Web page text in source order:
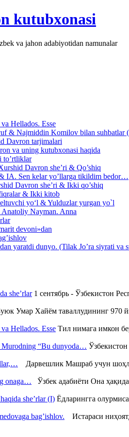
va jahon adabiyotidan namunalar
Hellados. Esse
& Najmiddin Komilov bilan suhbatlar
Davron tarjimalari
va uning kutubxonasi haqida
to’rtliklar
Davron she’ri & Qo’shiq
IA. Sen kelar yo’llarga tikildim bedor…
Davron she’ri & Ikki qo’shiq
& Ikki kitob
yo‘l & Yulduzlar yurgan yo`l
Nayman. Anna
devoni»dan
yaratdi dunyo. (Tilak Jo’ra siyrati va
she’rlar1 сентябрь - Ўзбекистон
Умар Хайём таваллудининг 970
Hellados. Esse Тил нимага имкон
Murodning “Bu dunyoda…
Дарвешлик Машраб учун
onaga… Ўзбек адабиёти Она
she’rlar (I) Ёдларингга
bag’ishlov. Истараси